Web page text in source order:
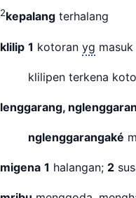
2kepalang terhalang
klilip 1 kotoran yg
klilipen terkena
lenggarang,
nglenggarangaké
migena 1 halangan; 2